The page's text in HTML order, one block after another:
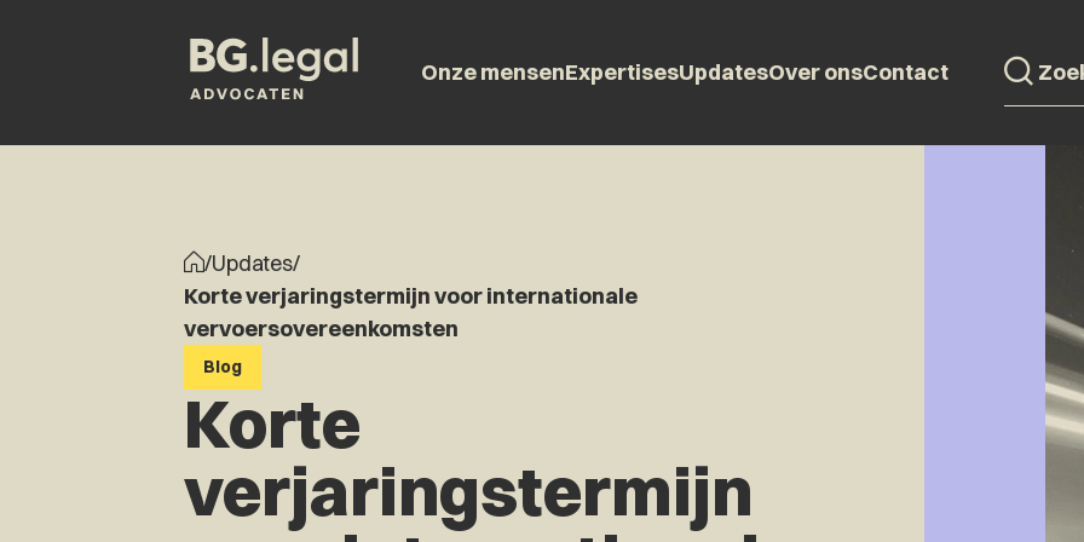
Onze mensenExpertisesUpdatesOver onsContact
/Updates/
Korte verjaringstermijn voor internationale
vervoersovereenkomsten
Blog
Korte
verjaringstermijn